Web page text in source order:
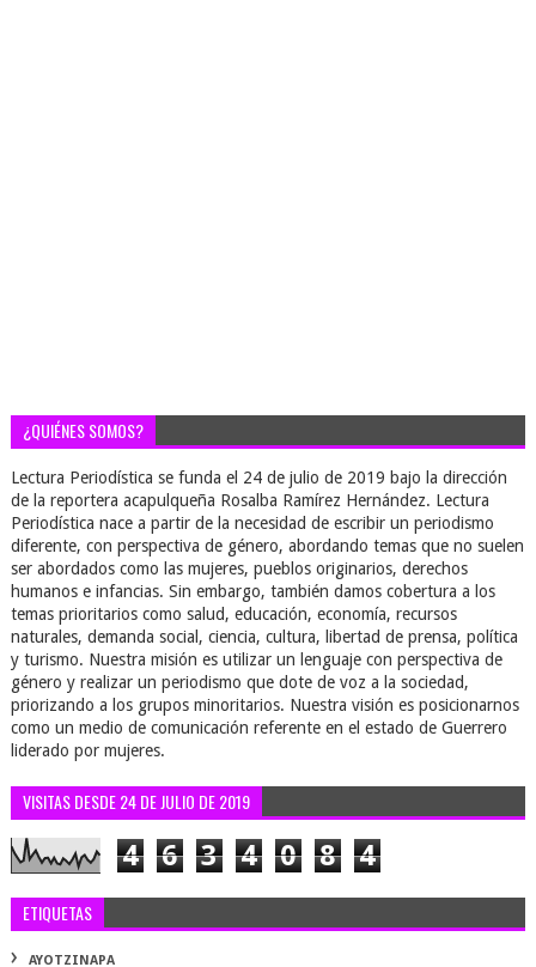
¿QUIÉNES SOMOS?
Lectura Periodística se funda el 24 de julio de 2019 bajo la dirección
de la reportera acapulqueña Rosalba Ramírez Hernández. Lectura
Periodística nace a partir de la necesidad de escribir un periodismo
diferente, con perspectiva de género, abordando temas que no suelen
ser abordados como las mujeres, pueblos originarios, derechos
humanos e infancias. Sin embargo, también damos cobertura a los
temas prioritarios como salud, educación, economía, recursos
naturales, demanda social, ciencia, cultura, libertad de prensa, política
y turismo. Nuestra misión es utilizar un lenguaje con perspectiva de
género y realizar un periodismo que dote de voz a la sociedad,
priorizando a los grupos minoritarios. Nuestra visión es posicionarnos
como un medio de comunicación referente en el estado de Guerrero
liderado por mujeres.
VISITAS DESDE 24 DE JULIO DE 2019
4 6 3 4 0 8 4
ETIQUETAS
AYOTZINAPA